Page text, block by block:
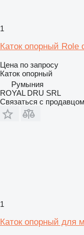
1
Каток опорный Role
Цена по запросу
Каток опорный
Румыния
ROYAL DRU SRL
Связаться с продавцом
1
Каток опорный для